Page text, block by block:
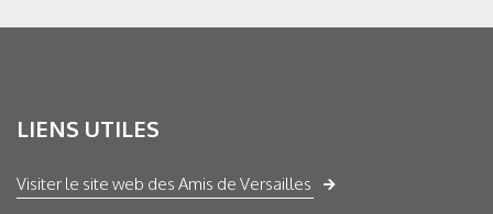
LIENS UTILES
Visiter le site web des Amis de Versailles